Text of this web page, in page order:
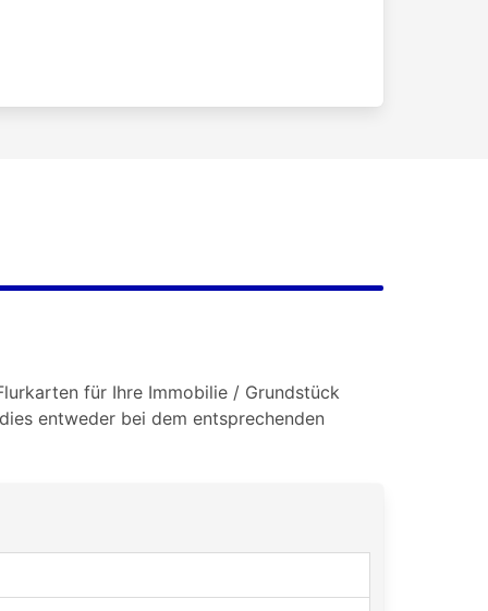
für Ihre Immobilie / Grundstück
entweder bei dem entsprechenden